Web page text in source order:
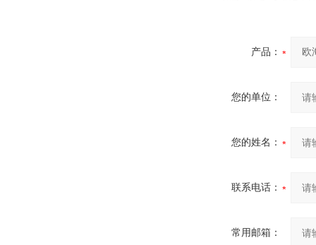
产品：
您的单位：
您的姓名：
联系电话：
常用邮箱：